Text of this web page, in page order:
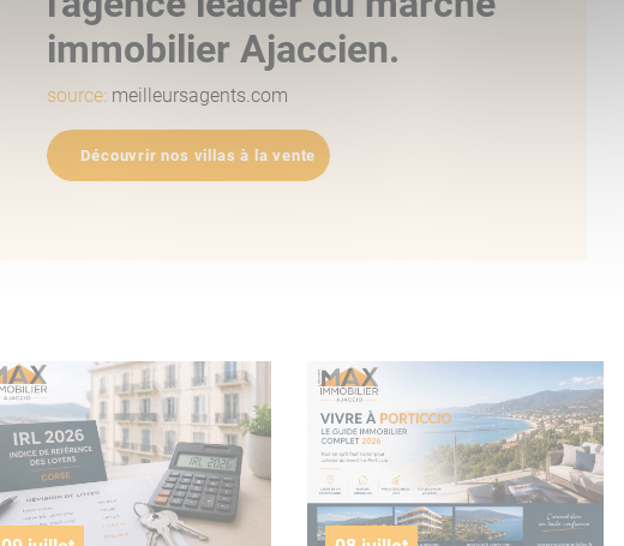
immobilier Ajaccien.
source: meilleursagents.com
Découvrir nos villas à la vente